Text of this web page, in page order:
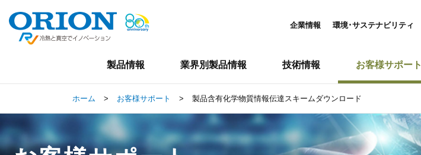
企業情報 環境･サステナビリティ
製品情報 業界別製品情報 技術情報 お客様サポート
ホーム > お客様サポート > 製品含有化学物質情報伝達スキームダウンロード